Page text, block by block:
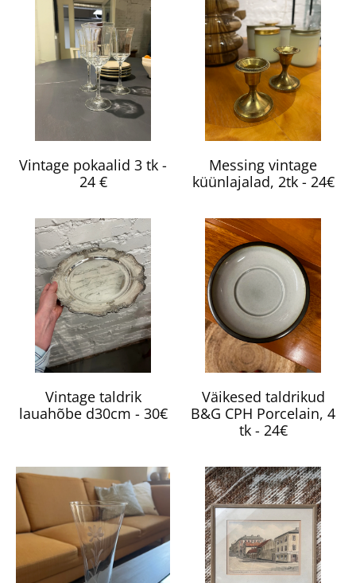
Vintage pokaalid 3 tk -
24 €
Messing vintage
küünlajalad, 2tk - 24€
Vintage taldrik
lauahõbe d30cm - 30€
Väikesed taldrikud
B&G CPH Porcelain, 4
tk - 24€